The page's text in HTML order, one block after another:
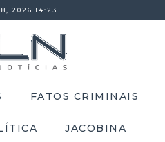
8, 2026 14:23
FATOS CRIMINAIS
JACOBINA